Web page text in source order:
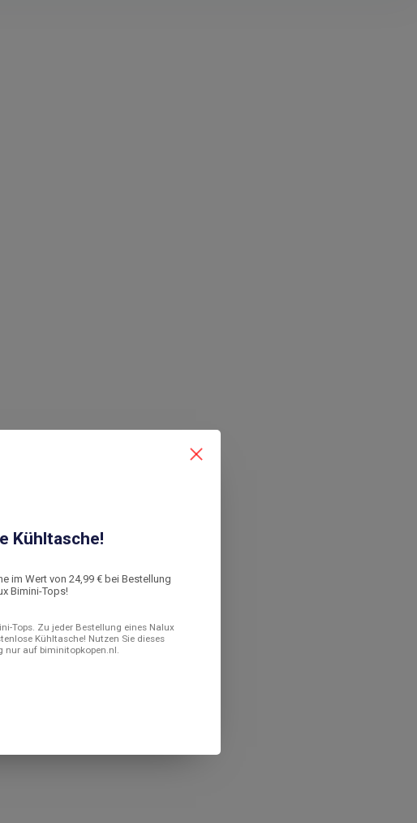
Kühltasche!
im Wert von 24,99 € bei Bestellung
Bimini-Tops!
Tops. Zu jeder Bestellung eines Nalux
Kühltasche! Nutzen Sie dieses
nur auf biminitopkopen.nl.